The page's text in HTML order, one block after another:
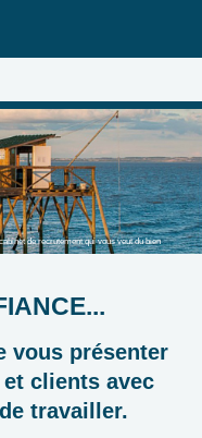
de recrutement qui vous veut du bien
vous présenter
clients avec
travailler.